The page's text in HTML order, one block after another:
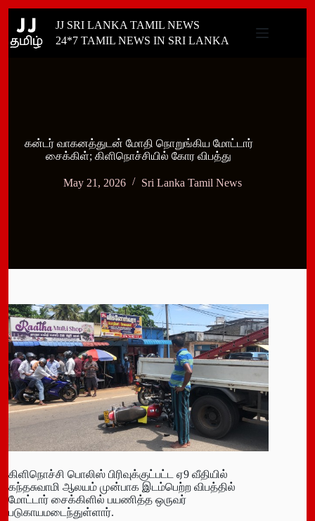
content
JJ SRI LANKA TAMIL NEWS
24*7 TAMIL NEWS IN SRI LANKA
கன்டர் வாகனத்துடன் மோதி நொறுங்கிய மோட்டார்
சைக்கிள்; கிளிநொச்சியில் கோர விபத்து
May 21, 2026 Sri Lanka Tamil News
கிளிநொச்சி பொலிஸ் பிரிவுக்குட்பட்ட ஏ9 வீதியில்
கந்தசுவாமி ஆலயம் முன்பாக இடம்பெற்ற விபத்தில்
மோட்டார் சைக்கிளில் பயணித்த ஒருவர்
படுகாயமடைந்துள்ளார்.